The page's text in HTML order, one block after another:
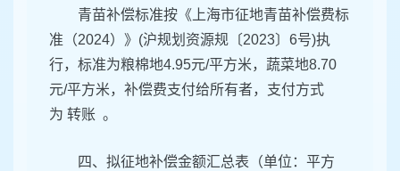
青苗补偿标准按《上海市征地青苗补偿费标
准（2024）》(沪规划资源规〔2023〕6号)执
行，标准为粮棉地4.95元/平方米，蔬菜地8.70
元/平方米，补偿费支付给所有者，支付方式
为 转账 。
四、拟征地补偿金额汇总表（单位：平方